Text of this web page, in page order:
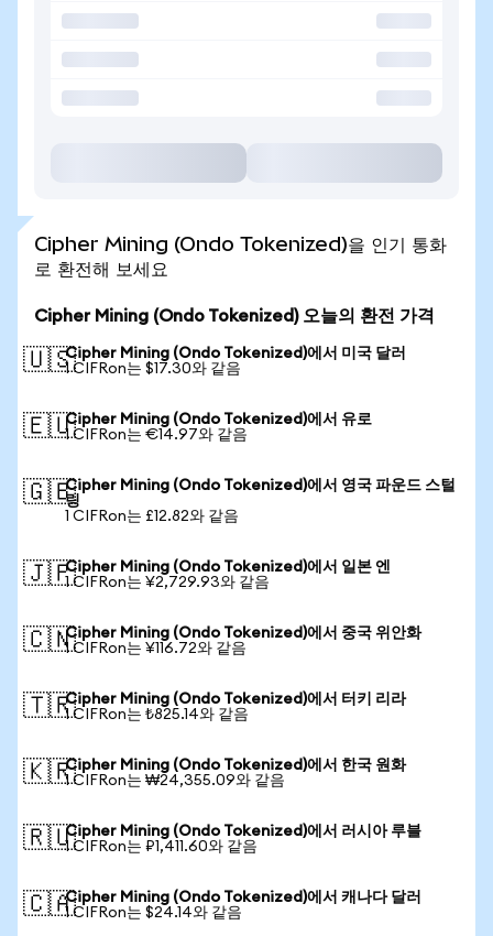
Cipher Mining (Ondo Tokenized)을 인기 통화
로 환전해 보세요
Cipher Mining (Ondo Tokenized) 오늘의 환전 가격
🇺🇸Cipher Mining (Ondo Tokenized)에서 미국 달러
1 CIFRon는 $17.30와 같음
🇪🇺Cipher Mining (Ondo Tokenized)에서 유로
1 CIFRon는 €14.97와 같음
🇬🇧Cipher Mining (Ondo Tokenized)에서 영국 파운드 스털
링
1 CIFRon는 £12.82와 같음
🇯🇵Cipher Mining (Ondo Tokenized)에서 일본 엔
1 CIFRon는 ¥2,729.93와 같음
🇨🇳Cipher Mining (Ondo Tokenized)에서 중국 위안화
1 CIFRon는 ¥116.72와 같음
🇹🇷Cipher Mining (Ondo Tokenized)에서 터키 리라
1 CIFRon는 ₺825.14와 같음
🇰🇷Cipher Mining (Ondo Tokenized)에서 한국 원화
1 CIFRon는 ₩24,355.09와 같음
🇷🇺Cipher Mining (Ondo Tokenized)에서 러시아 루블
1 CIFRon는 ₽1,411.60와 같음
🇨🇦Cipher Mining (Ondo Tokenized)에서 캐나다 달러
1 CIFRon는 $24.14와 같음